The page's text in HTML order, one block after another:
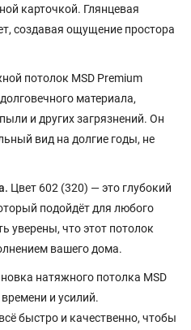
карточкой. Глянцевая
создавая ощущение простора
потолок MSD Premium
материала,
и других загрязнений. Он
вид на долгие годы, не
Цвет 602 (320) — это глубокий
подойдёт для любого
уверены, что этот потолок
вашего дома.
натяжного потолка MSD
и усилий.
быстро и качественно, чтобы